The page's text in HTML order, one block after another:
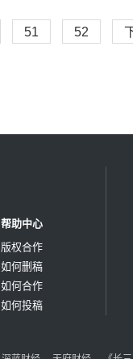
51 52
帮助中心
版权合作
如何删稿
如何合作
如何投稿